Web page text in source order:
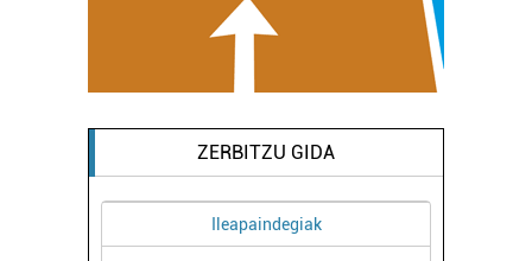
ZERBITZU GIDA
Ileapaindegiak